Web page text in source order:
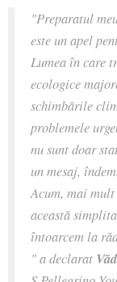
"Preparatul
este un apel
Lumea în care
ecologice
schimbările
problemele
nu sunt doar
un mesaj,
Acum, mai
această
întoarcem la
" a declarat